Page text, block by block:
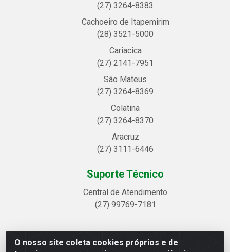
O nosso site coleta cookies próprios e de
(27) 3264-8383
Cachoeiro de Itapemirim
(28) 3521-5000
Cariacica
(27) 2141-7951
São Mateus
(27) 3264-8369
Colatina
(27) 3264-8370
Aracruz
(27) 3111-6446
Suporte Técnico
Central de Atendimento
(27) 99769-7181
Linhavix Distribuidora LTDA - Avenida Alegre, 2521 -